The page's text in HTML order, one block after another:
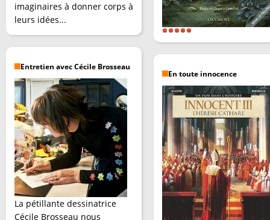
imaginaires à donner corps à
leurs idées...
Entretien avec Cécile Brosseau
La pétillante dessinatrice
Cécile Brosseau nous
En toute innocence